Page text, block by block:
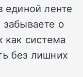
единой ленте
о
как система
без лишних